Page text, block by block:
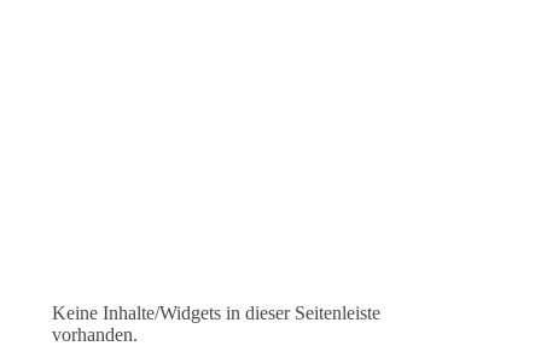
Keine Inhalte/Widgets in dieser Seitenleiste
vorhanden.